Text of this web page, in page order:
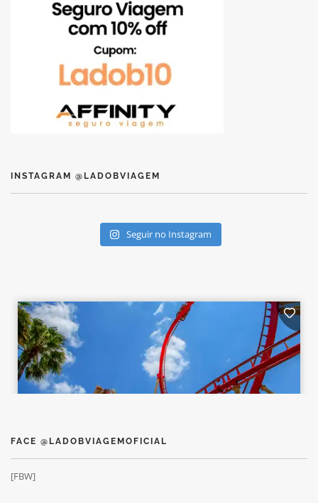
INSTAGRAM @LADOBVIAGEM
Seguir no Instagram
FACE @LADOBVIAGEMOFICIAL
[FBW]